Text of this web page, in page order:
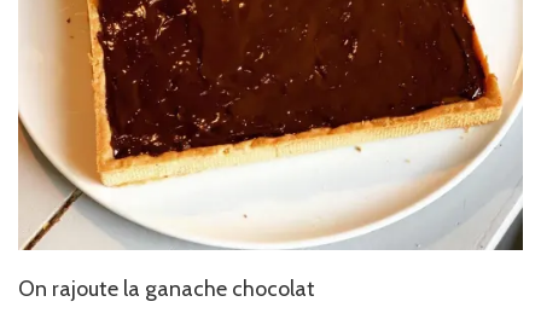
On rajoute la ganache chocolat